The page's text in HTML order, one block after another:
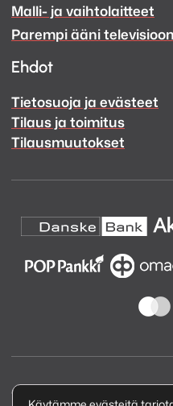
FacebookInstagram
Malli- ja vaihtolaitteet
Parempi ääni televisioon
Ehdot
Tietosuoja ja evästeet
Tilaus ja toimitus
Tilausmuutokset
Copyright © 2026 Kuva ja